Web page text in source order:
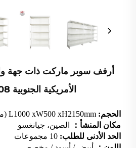
أرفف سوبر ماركت ذات جهة
الأمريكية الجنوبية YD-S008
الحجم: L1000 xW500 xH2150mm (مخصص)
مكان المنشأ：
الصين، جيانغسو
الحد الأدنى للطلب: 10 مجموعات